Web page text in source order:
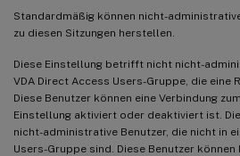
Standardmäßig können nicht-
zu diesen Sitzungen herstellen.
Diese Einstellung betrifft nicht nicht-
VDA Direct Access Users-Gruppe, die eine
Diese Benutzer können eine Verbindung
Einstellung aktiviert oder deaktiviert ist.
nicht-administrative Benutzer, die nicht in
Users-Gruppe sind. Diese Benutzer können